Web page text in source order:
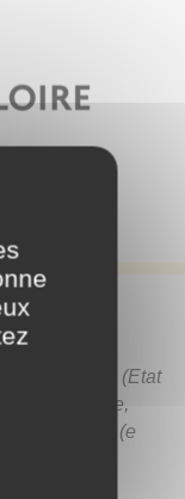
(Etat
ces derniers (e
dans le